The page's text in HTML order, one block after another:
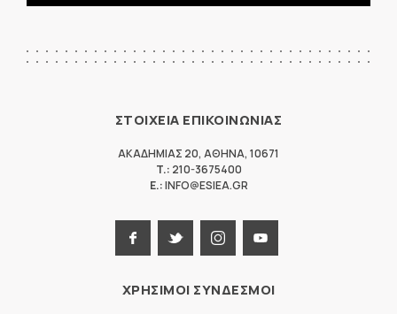
ΣΤΟΙΧΕΙΑ ΕΠΙΚΟΙΝΩΝΙΑΣ
ΑΚΑΔΗΜΙΑΣ 20, ΑΘΗΝΑ, 10671
T.: 210-3675400
E.:INFO@ESIEA.GR
ΧΡΗΣΙΜΟΙ ΣΥΝΔΕΣΜΟΙ